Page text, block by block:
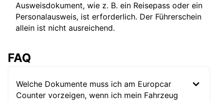
Ausweisdokument, wie z. B. ein Reisepass oder ein
Personalausweis, ist erforderlich. Der Führerschein
allein ist nicht ausreichend.
FAQ
Welche Dokumente muss ich am Europcar
Counter vorzeigen, wenn ich mein Fahrzeug